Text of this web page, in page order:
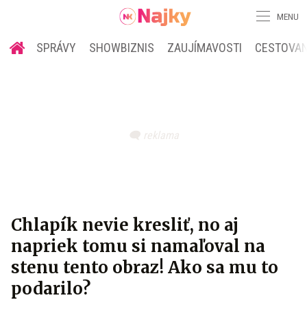
MENU
SPRÁVY SHOWBIZNIS ZAUJÍMAVOSTI
Chlapík nevie kresliť, no aj
napriek tomu si namaľoval na
stenu tento obraz! Ako sa mu to
podarilo?